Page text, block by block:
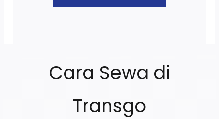
Cara Sewa di
Transgo